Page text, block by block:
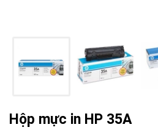
Hộp mực in HP 35A